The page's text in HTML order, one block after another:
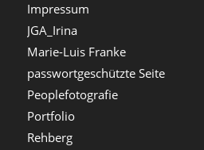
Impressum
JGA_Irina
Marie-Luis Franke
passwortgeschützte Seite
Peoplefotografie
Portfolio
Rehberg